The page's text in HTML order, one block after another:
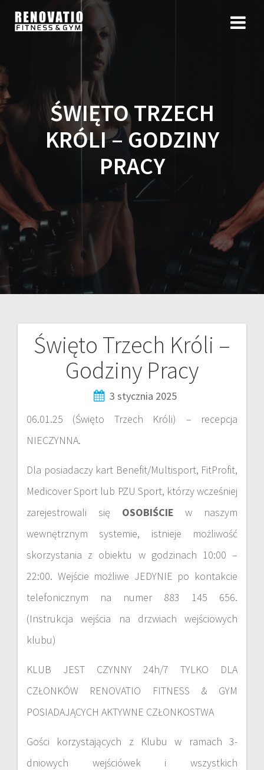
ŚWIĘTO TRZECH
KRÓLI – GODZINY
PRACY
Święto Trzech Króli –
Godziny Pracy
3 stycznia 2025
06.01.25 (Święto Trzech Króli) – recepcja
NIECZYNNA.
Dla posiadaczy kart Benefit/Multisport, FitProfit,
Medicover Sport lub PZU Sport, którzy wcześniej
zarejestrowali się OSOBIŚCIE w naszym
wewnętrznym systemie, istnieje możliwość
skorzystania z obiektu w godzinach 10:00 –
22:00. Wejście możliwe JEDYNIE po kontakcie
telefonicznym na numer 883 145 656.
(Instrukcja wejścia na drzwiach wejściowych
klubu)
KLUB JEST CZYNNY 24h/7 TYLKO DLA
CZŁONKÓW RENOVATIO FITNESS & GYM
POSIADAJĄCYCH AKTYWNE CZŁONKOSTWA
Gości korzystających z Klubu w ramach 3-
dniowych wejściówek i wszystkich